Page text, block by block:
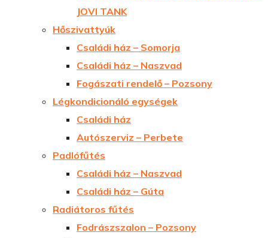
JOVI TANK
Hőszivattyúk
Családi ház – Somorja
Családi ház – Naszvad
Fogászati rendelő – Pozsony
Légkondicionáló egységek
Családi ház
Autószerviz – Perbete
Padlófűtés
Családi ház – Naszvad
Családi ház – Gúta
Radiátoros fűtés
Fodrászszalon – Pozsony